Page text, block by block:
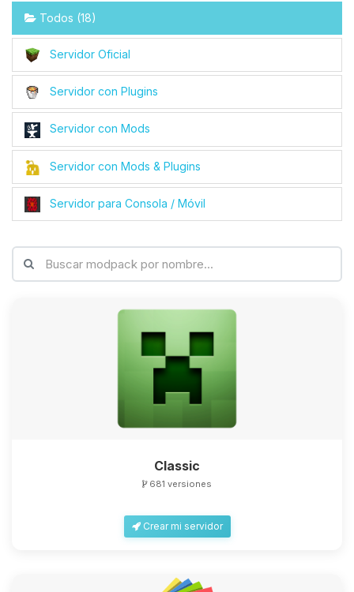
Todos (18)
Servidor Oficial
Servidor con Plugins
Servidor con Mods
Servidor con Mods & Plugins
Servidor para Consola / Móvil
Classic
681 versiones
Crear mi servidor